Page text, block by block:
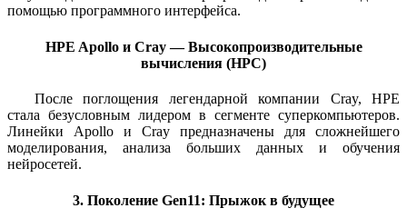
помощью программного интерфейса.
HPE Apollo и Cray — Высокопроизводительные
вычисления (HPC)
После поглощения легендарной компании Cray, HPE
стала безусловным лидером в сегменте суперкомпьютеров.
Линейки Apollo и Cray предназначены для сложнейшего
моделирования, анализа больших данных и обучения
нейросетей.
3. Поколение Gen11: Прыжок в будущее